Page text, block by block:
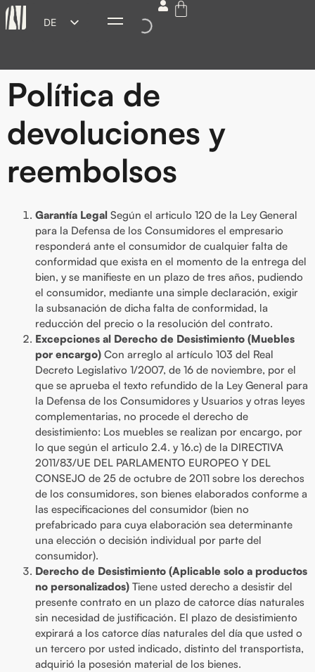
DE
EN
FR
Política de
devoluciones y
reembolsos
Garantía Legal Según el articulo 120 de la Ley General
para la Defensa de los Consumidores el empresario
responderá ante el consumidor de cualquier falta de
conformidad que exista en el momento de la entrega del
bien, y se manifieste en un plazo de tres años, pudiendo
el consumidor, mediante una simple declaración, exigir
la subsanación de dicha falta de conformidad, la
reducción del precio o la resolución del contrato.
Excepciones al Derecho de Desistimiento (Muebles
por encargo) Con arreglo al artículo 103 del Real
Decreto Legislativo 1/2007, de 16 de noviembre, por el
que se aprueba el texto refundido de la Ley General para
la Defensa de los Consumidores y Usuarios y otras leyes
complementarias, no procede el derecho de
desistimiento: Los muebles se realizan por encargo, por
lo que según el articulo 2.4. y 16.c) de la DIRECTIVA
2011/83/UE DEL PARLAMENTO EUROPEO Y DEL
CONSEJO de 25 de octubre de 2011 sobre los derechos
de los consumidores, son bienes elaborados conforme a
las especificaciones del consumidor (bien no
prefabricado para cuya elaboración sea determinante
una elección o decisión individual por parte del
consumidor).
Derecho de Desistimiento (Aplicable solo a productos
no personalizados) Tiene usted derecho a desistir del
presente contrato en un plazo de catorce días naturales
sin necesidad de justificación. El plazo de desistimiento
expirará a los catorce días naturales del día que usted o
un tercero por usted indicado, distinto del transportista,
adquirió la posesión material de los bienes.